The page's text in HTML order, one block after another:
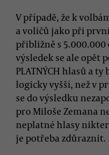
V případě, že k
a voličů jako při
přibližně s 5.000.000
výsledek se ale opět
PLATNÝCH hlasů a
logicky vyšší, než v
se do výsledku
pro Miloše Zemana
neplatné hlasy
je potřeba zdůraznit.